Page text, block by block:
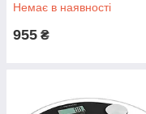
Немає в наявності
955 ₴